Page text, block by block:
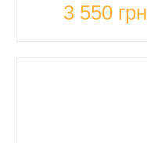
3 550 грн